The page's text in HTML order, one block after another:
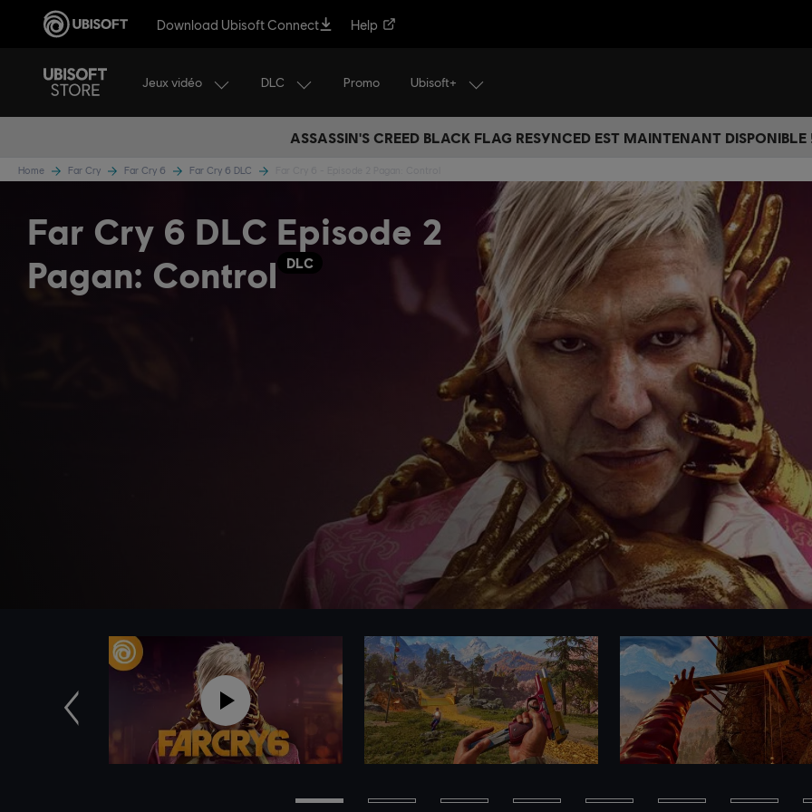
Download Ubisoft Connect Help
Jeux vidéo DLC Promo Ubisoft+
ASSASSIN'S CREED BLACK FLAG RESYNCED EST MAINTENANT DISPONIBLE
Home Far Cry Far Cry 6 Far Cry 6 DLC
Far Cry 6 DLC Episode 2
Pagan: Control
DLC
Précédent